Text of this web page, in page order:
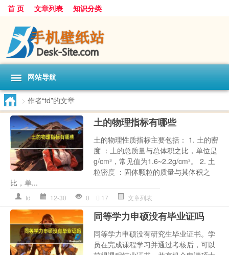
首 页 文章列表 知识分类
网站导航
> 作者“td”的文章
土的物理指标有哪些
土的物理性质指标主要包括： 1. 土的密
度 ：土的总质量与总体积之比，单位是
g/cm³，常见值为1.6~2.2g/cm³。 2. 土
粒密度 ：固体颗粒的质量与其体积之
比，单...
td 12-30 0 17 文章列表
同等学力申硕没有毕业证吗
同等学力申硕没有研究生毕业证书。学
员在完成课程学习并通过考核后，可以